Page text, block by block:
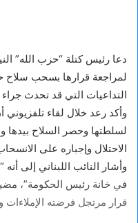
دعا رئيس كتلة “حزب الله”
لمراجعة قرارها بسحب سلاح
التداعيات التي قد تحدث جراء
وأكد رعد خلال لقاء تلفزيوني
لسلطتها وحصر السلاح
الاحتلال وإجباره على
وأشار النائب اللبناني إلى
في خانة رئيس الحكومة”،
قرار مرتجل فرضته الإملاءات